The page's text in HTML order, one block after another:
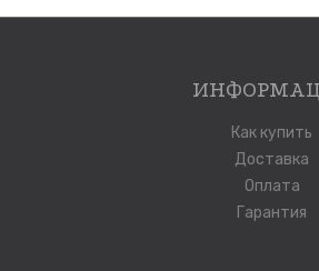
Как купить
Доставка
Оплата
Гарантия